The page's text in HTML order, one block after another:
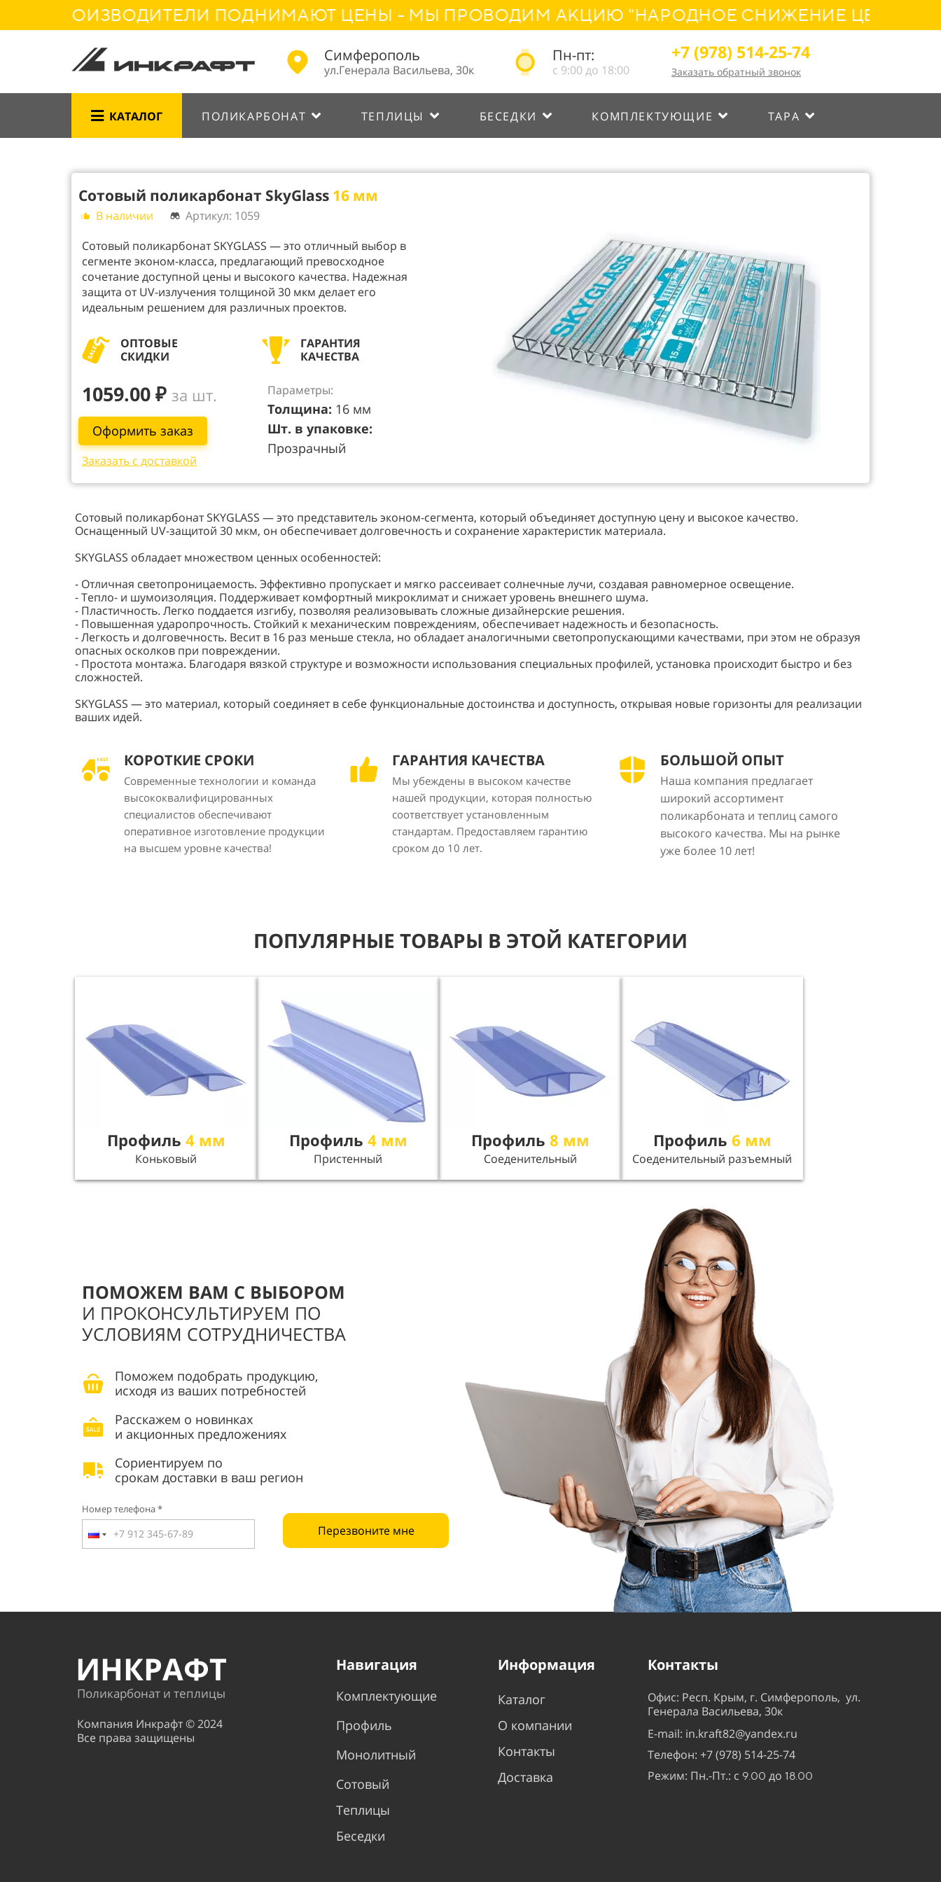
ПРОИЗВОДИТЕЛИ ПОДНИМАЮТ ЦЕНЫ - МЫ ПРОВОДИМ АКЦИЮ "НАРОДНОЕ СНИЖЕНИЕ ЦЕН!
Симферополь
ул.Генерала Васильева, 30к
Пн-пт:
с 9:00 до 18:00
+7 (978) 514-25-74
Заказать обратный звонок
КАТАЛОГ ПОЛИКАРБОНАТ ТЕПЛИЦЫ БЕСЕДКИ КОМПЛЕКТУЮЩИЕ ТАРА
Сотовый поликарбонат SkyGlass 16 мм
В наличии
Артикул: 1059
Сотовый поликарбонат SKYGLASS — это отличный выбор в
сегменте эконом-класса, предлагающий превосходное
сочетание доступной цены и высокого качества. Надежная
защита от UV-излучения толщиной 30 мкм делает его
идеальным решением для различных проектов.
ОПТОВЫЕ
СКИДКИ
ГАРАНТИЯ
КАЧЕСТВА
1059.00 ₽ за шт.
Оформить заказ
Заказать с доставкой
Параметры:
Толщина: 16 мм
Шт. в упаковке:
Прозрачный
Сотовый поликарбонат SKYGLASS — это представитель эконом-сегмента, который объединяет доступную цену и высокое качество.
Оснащенный UV-защитой 30 мкм, он обеспечивает долговечность и сохранение характеристик материала.
SKYGLASS обладает множеством ценных особенностей:
- Отличная светопроницаемость. Эффективно пропускает и мягко рассеивает солнечные лучи, создавая равномерное освещение.
- Тепло- и шумоизоляция. Поддерживает комфортный микроклимат и снижает уровень внешнего шума.
- Пластичность. Легко поддается изгибу, позволяя реализовывать сложные дизайнерские решения.
- Повышенная ударопрочность. Стойкий к механическим повреждениям, обеспечивает надежность и безопасность.
- Легкость и долговечность. Весит в 16 раз меньше стекла, но обладает аналогичными светопропускающими качествами, при этом не образуя
опасных осколков при повреждении.
- Простота монтажа. Благодаря вязкой структуре и возможности использования специальных профилей, установка происходит быстро и без
сложностей.
SKYGLASS — это материал, который соединяет в себе функциональные достоинства и доступность, открывая новые горизонты для реализации
ваших идей.
КОРОТКИЕ СРОКИ
Современные технологии и команда
высококвалифицированных
специалистов обеспечивают
оперативное изготовление продукции
на высшем уровне качества!
ГАРАНТИЯ КАЧЕСТВА
Мы убеждены в высоком качестве
нашей продукции, которая полностью
соответствует установленным
стандартам. Предоставляем гарантию
сроком до 10 лет.
БОЛЬШОЙ ОПЫТ
Наша компания предлагает
широкий ассортимент
поликарбоната и теплиц самого
высокого качества. Мы на рынке
уже более 10 лет!
ПОПУЛЯРНЫЕ ТОВАРЫ В ЭТОЙ КАТЕГОРИИ
Профиль 4 мм
Коньковый
Профиль 4 мм
Пристенный
Профиль 8 мм
Соеденительный
Профиль 6 мм
Соеденительный разъемный
ПОМОЖЕМ ВАМ С ВЫБОРОМ
И ПРОКОНСУЛЬТИРУЕМ ПО
УСЛОВИЯМ СОТРУДНИЧЕСТВА
Поможем подобрать продукцию,
исходя из ваших потребностей
Расскажем о новинках
и акционных предложениях
Сориентируем по
срокам доставки в ваш регион
Номер телефона *
Перезвоните мне
ИНКРАФТ
Поликарбонат и теплицы
Компания Инкрафт © 2024
Все права защищены
Навигация
Комплектующие
Профиль
Монолитный
Сотовый
Теплицы
Беседки
Информация
Каталог
О компании
Контакты
Доставка
Контакты
Офис: Респ. Крым, г. Симферополь, ул.
Генерала Васильева, 30к
E-mail: in.kraft82@yandex.ru
Телефон: +7 (978) 514-25-74
Режим: Пн.-Пт.: с 9.00 до 18.00